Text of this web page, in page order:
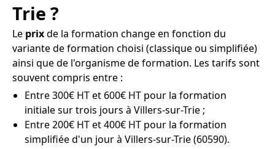
Trie ?
Le prixde la formation change en fonction du
variante de formation choisi (classique ou simplifiée)
ainsi que de l'organisme de formation. Les tarifs sont
souvent compris entre :
Entre 300€ HT et 600€ HT pour la formation
initiale sur trois jours à Villers-sur-Trie ;
Entre 200€ HT et 400€ HT pour la formation
simplifiée d'un jour à Villers-sur-Trie (60590).